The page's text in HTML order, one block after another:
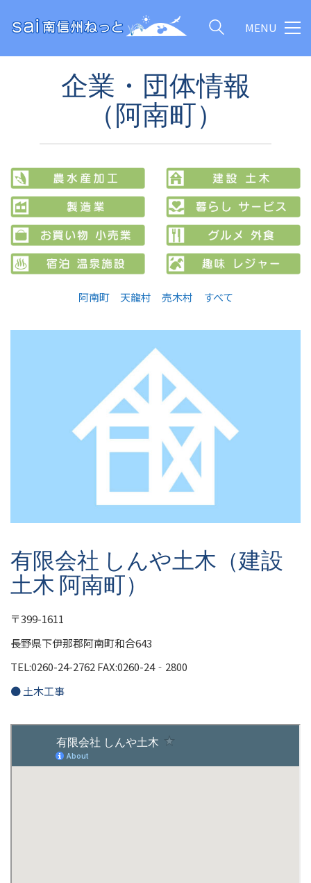
MENU
企業・団体情報
（阿南町）
阿南町 天龍村 売木村 すべて
有限会社 しんや土木（建設
土木 阿南町）
〒399-1611
長野県下伊那郡阿南町和合643
TEL:0260-24-2762 FAX:0260-24‐2800
● 土木工事